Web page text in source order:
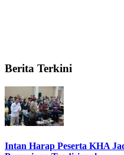
Berita Terkini
Intan Harap Peserta KHA